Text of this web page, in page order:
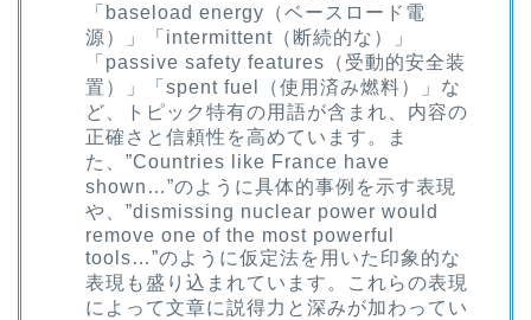
「baseload energy（ベースロード電
源）」「intermittent（断続的な）」
「passive safety features（受動的安全装
置）」「spent fuel（使用済み燃料）」な
ど、トピック特有の用語が含まれ、内容の
正確さと信頼性を高めています。ま
た、”Countries like France have
shown…”のように具体的事例を示す表現
や、”dismissing nuclear power would
remove one of the most powerful
tools…”のように仮定法を用いた印象的な
表現も盛り込まれています。これらの表現
によって文章に説得力と深みが加わってい